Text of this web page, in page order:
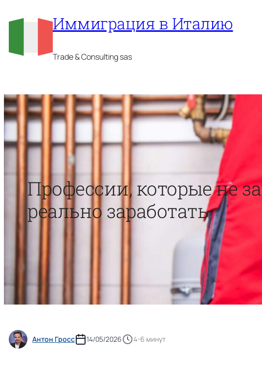
Иммиграция в Италию
Trade & Consulting sas
Профессии, которые не
реально заработать
Антон Гросс 14/05/2026 4-6 минут